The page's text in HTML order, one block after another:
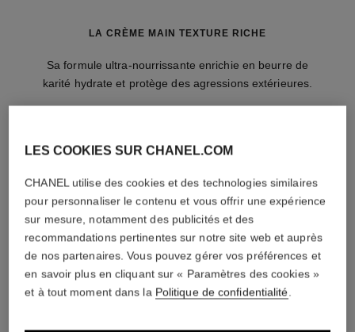
LA CRÈME MAIN TEXTURE RICHE
Sa formule ultra-nourrissante enrichie en beurre de
karité hydrate et protège des agressions extérieures.
issue de la gamme anti-âge du même nom pour une
peau plus douce, plus ferme et plus uniforme.
produits
LES COOKIES SUR CHANEL.COM
CHANEL utilise des cookies et des technologies similaires
pour personnaliser le contenu et vous offrir une expérience
sur mesure, notamment des publicités et des
recommandations pertinentes sur notre site web et auprès
de nos partenaires. Vous pouvez gérer vos préférences et
en savoir plus en cliquant sur « Paramètres des cookies »
et à tout moment dans la Politique de confidentialité